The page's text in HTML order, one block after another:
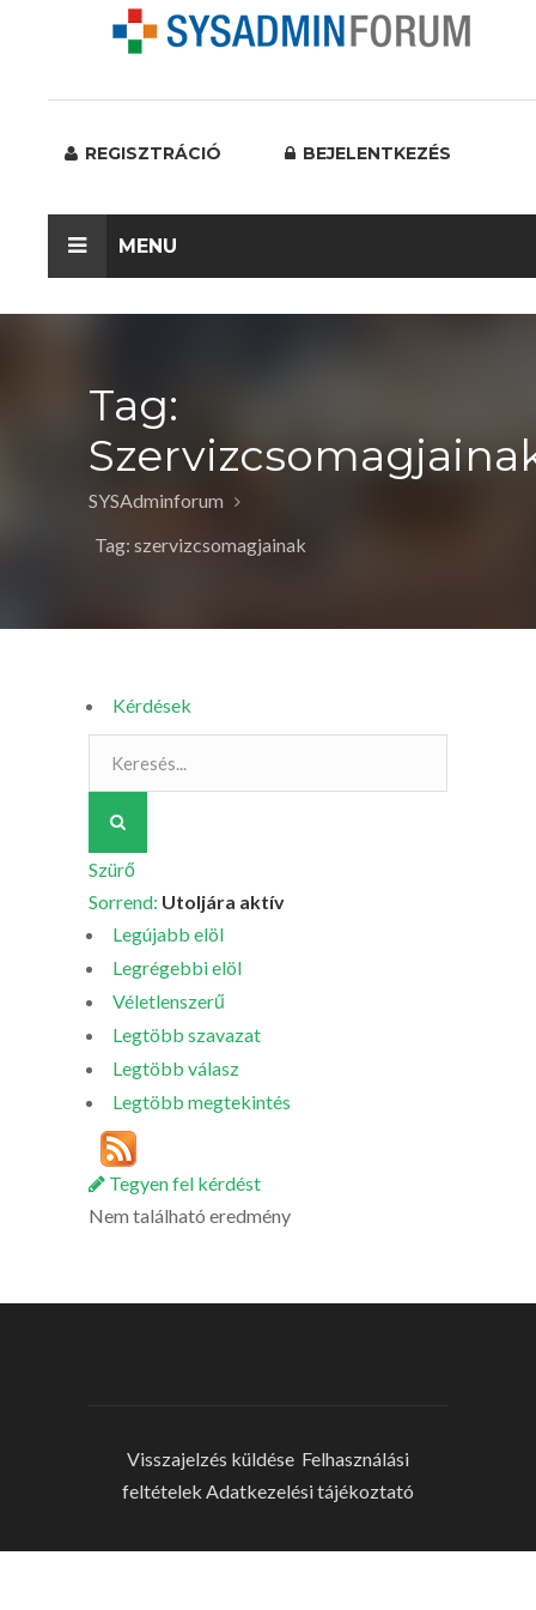
REGISZTRÁCIÓ BEJELENTKEZÉS
MENU
Tag:
SYSAdminforum
Tag: szervizcsomagjainak
Kérdések
Szürő
Sorrend: Utoljára aktív
Legújabb elöl
Legrégebbi elöl
Véletlenszerű
Legtöbb szavazat
Legtöbb válasz
Legtöbb megtekintés
Tegyen fel kérdést
Nem található eredmény
Visszajelzés küldése Felhasználási
feltételek Adatkezelési tájékoztató